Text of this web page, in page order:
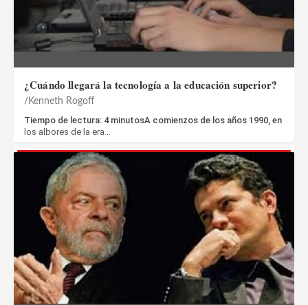
¿Cuándo llegará la tecnología a la educación superior?
Kenneth Rogoff
Tiempo de lectura: 4 minutosA comienzos de los años 1990, en
los albores de la era…